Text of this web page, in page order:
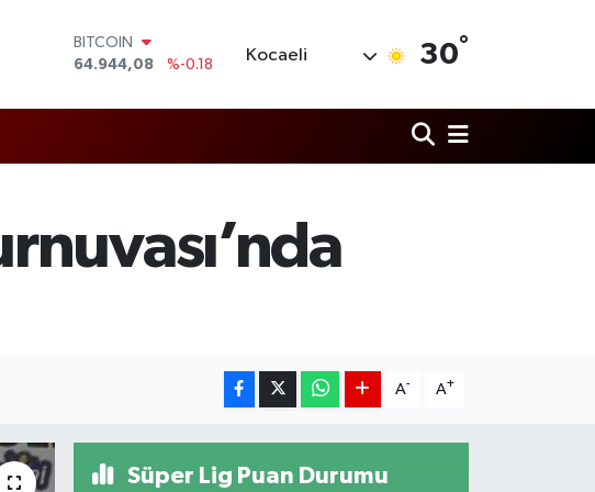
DOLAR
47,7436
%0.18
55,2510
%0.32
13.779
%-14
BITCOIN
Kocaeli 30°
A- A+
Süper Lig Puan Durumu